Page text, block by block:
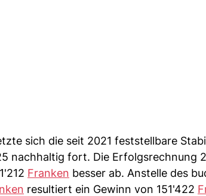
sich die seit 2021 feststellbare
nachhaltig fort. Die Erfolgsrechnung
Franken besser ab. Anstelle des
resultiert ein Gewinn von 151'422